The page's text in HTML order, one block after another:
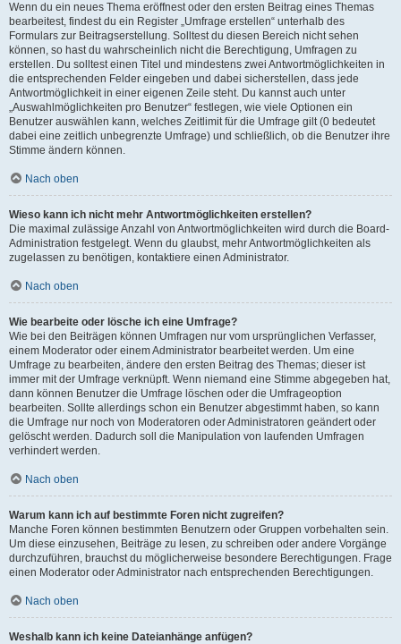
Wenn du ein neues Thema eröffnest oder den ersten Beitrag eines Themas
bearbeitest, findest du ein Register „Umfrage erstellen“ unterhalb des
Formulars zur Beitragserstellung. Solltest du diesen Bereich nicht sehen
können, so hast du wahrscheinlich nicht die Berechtigung, Umfragen zu
erstellen. Du solltest einen Titel und mindestens zwei Antwortmöglichkeiten in
die entsprechenden Felder eingeben und dabei sicherstellen, dass jede
Antwortmöglichkeit in einer eigenen Zeile steht. Du kannst auch unter
„Auswahlmöglichkeiten pro Benutzer“ festlegen, wie viele Optionen ein
Benutzer auswählen kann, welches Zeitlimit für die Umfrage gilt (0 bedeutet
dabei eine zeitlich unbegrenzte Umfrage) und schließlich, ob die Benutzer ihre
Stimme ändern können.
Nach oben
Wieso kann ich nicht mehr Antwortmöglichkeiten erstellen?
Die maximal zulässige Anzahl von Antwortmöglichkeiten wird durch die Board-
Administration festgelegt. Wenn du glaubst, mehr Antwortmöglichkeiten als
zugelassen zu benötigen, kontaktiere einen Administrator.
Nach oben
Wie bearbeite oder lösche ich eine Umfrage?
Wie bei den Beiträgen können Umfragen nur vom ursprünglichen Verfasser,
einem Moderator oder einem Administrator bearbeitet werden. Um eine
Umfrage zu bearbeiten, ändere den ersten Beitrag des Themas; dieser ist
immer mit der Umfrage verknüpft. Wenn niemand eine Stimme abgegeben hat,
dann können Benutzer die Umfrage löschen oder die Umfrageoption
bearbeiten. Sollte allerdings schon ein Benutzer abgestimmt haben, so kann
die Umfrage nur noch von Moderatoren oder Administratoren geändert oder
gelöscht werden. Dadurch soll die Manipulation von laufenden Umfragen
verhindert werden.
Nach oben
Warum kann ich auf bestimmte Foren nicht zugreifen?
Manche Foren können bestimmten Benutzern oder Gruppen vorbehalten sein.
Um diese einzusehen, Beiträge zu lesen, zu schreiben oder andere Vorgänge
durchzuführen, brauchst du möglicherweise besondere Berechtigungen. Frage
einen Moderator oder Administrator nach entsprechenden Berechtigungen.
Nach oben
Weshalb kann ich keine Dateianhänge anfügen?